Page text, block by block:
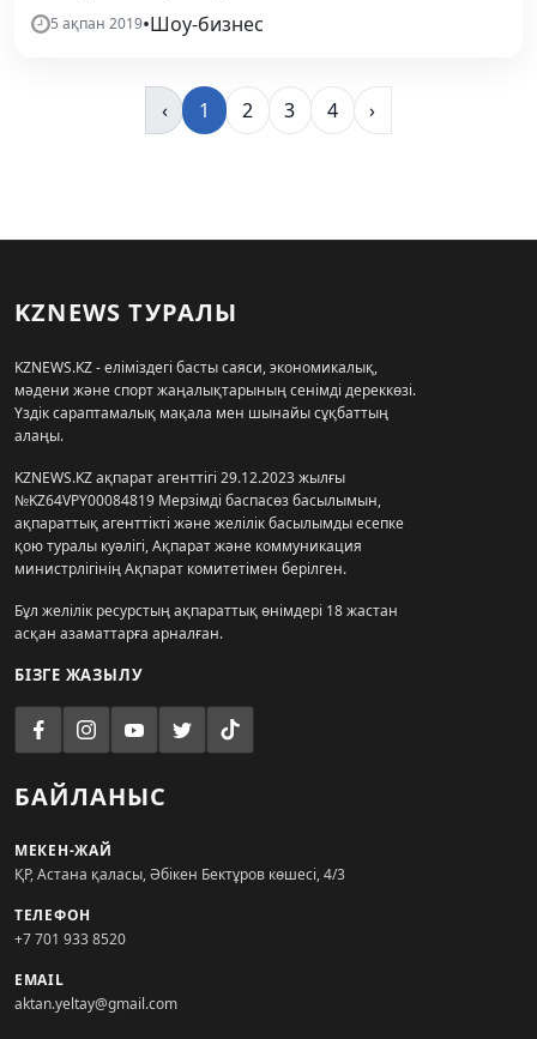
5 ақпан 2019•Шоу-бизнес
‹ 1 2 3 4 ›
KZNEWS ТУРАЛЫ
KZNEWS.KZ - еліміздегі басты саяси, экономикалық,
мәдени және спорт жаңалықтарының сенімді дереккөзі.
Үздік сараптамалық мақала мен шынайы сұқбаттың
алаңы.
KZNEWS.KZ ақпарат агенттігі 29.12.2023 жылғы
№KZ64VPY00084819 Мерзімді баспасөз басылымын,
ақпараттық агенттікті және желілік басылымды есепке
қою туралы куәлігі, Ақпарат және коммуникация
министрлігінің Ақпарат комитетімен берілген.
Бұл желілік ресурстың ақпараттық өнімдері 18 жастан
асқан азаматтарға арналған.
БІЗГЕ ЖАЗЫЛУ
БАЙЛАНЫС
МЕКЕН-ЖАЙ
ҚР, Астана қаласы, Әбікен Бектұров көшесі, 4/3
ТЕЛЕФОН
+7 701 933 8520
EMAIL
aktan.yeltay@gmail.com